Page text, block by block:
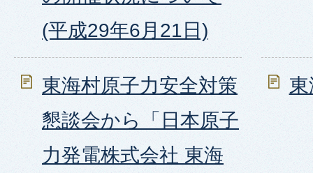
(平成29年6月21日)
東海村原子力安全対策
懇談会から「日本原子
力発電株式会社 東海